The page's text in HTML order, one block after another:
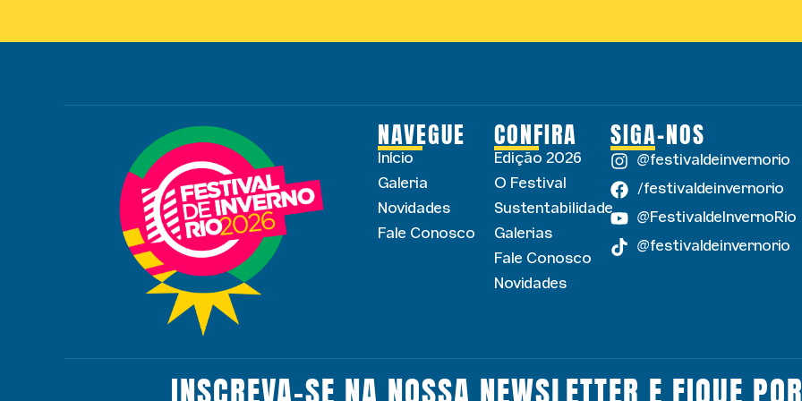
NAVEGUE
Início
Galeria
Novidades
Fale Conosco
CONFIRA
Edição 2026
O Festival
Sustentabilidade
Galerias
Fale Conosco
Novidades
SIGA-NOS
@festivaldeinvernorio
/festivaldeinvernorio
@FestivaldeInvernoRio
@festivaldeinvernorio